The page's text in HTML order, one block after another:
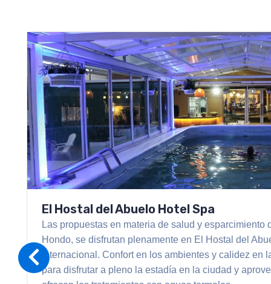
El Hostal del Abuelo Hotel Spa
Las propuestas en materia de salud y esparcimiento
Hondo, se disfrutan plenamente en El Hostal del
internacional. Confort en los ambientes y calidez en
para disfrutar a pleno la estadía en la ciudad y